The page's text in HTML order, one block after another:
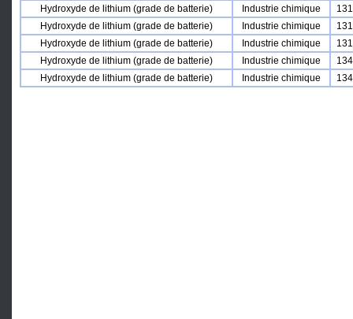
Hydroxyde de lithium (grade de batterie)
Industrie chimique
Hydroxyde de lithium (grade de batterie)
Industrie chimique
Hydroxyde de lithium (grade de batterie)
Industrie chimique
Hydroxyde de lithium (grade de batterie)
Industrie chimique
Hydroxyde de lithium (grade de batterie)
Industrie chimique